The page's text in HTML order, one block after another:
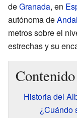
deGranada, en
autónoma de
metros sobre el
estrechas y su
Contenido
Historia del
¿Cuándo